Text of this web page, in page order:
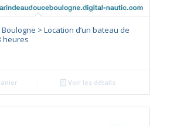
> Location d’un bateau de
heures
Voir les détails